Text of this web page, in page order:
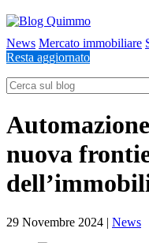
News Mercato immobiliare
Resta aggiornato
nuova
29 Novembre 2024 | News